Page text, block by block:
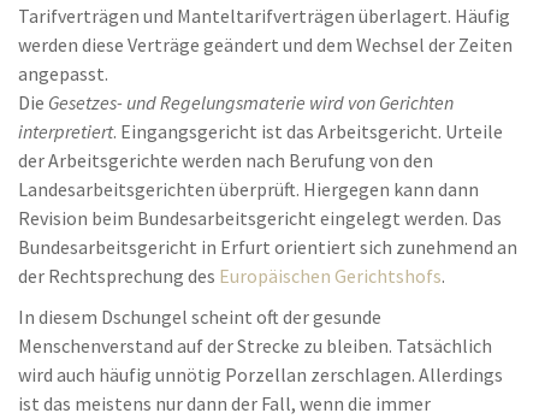
Tarifverträgen und Manteltarifverträgen überlagert. Häufig
werden diese Verträge geändert und dem Wechsel der Zeiten
angepasst.
Die Gesetzes- und Regelungsmaterie wird von Gerichten
interpretiert. Eingangsgericht ist das Arbeitsgericht. Urteile
der Arbeitsgerichte werden nach Berufung von den
Landesarbeitsgerichten überprüft. Hiergegen kann dann
Revision beim Bundesarbeitsgericht eingelegt werden. Das
Bundesarbeitsgericht in Erfurt orientiert sich zunehmend an
der Rechtsprechung des Europäischen Gerichtshofs.
In diesem Dschungel scheint oft der gesunde
Menschenverstand auf der Strecke zu bleiben. Tatsächlich
wird auch häufig unnötig Porzellan zerschlagen. Allerdings
ist das meistens nur dann der Fall, wenn die immer